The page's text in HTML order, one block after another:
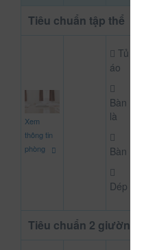
Tiêu chuẩn tập thể
Xem
thông tin
phòng
Tủ
áo
Bàn
là
Bàn
Dép
Tiêu chuẩn 2 giường